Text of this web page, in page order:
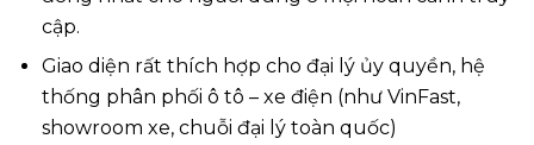
cập.
Giao diện rất thích hợp cho đại lý ủy quyền, hệ
thống phân phối ô tô – xe điện (như VinFast,
showroom xe, chuỗi đại lý toàn quốc)